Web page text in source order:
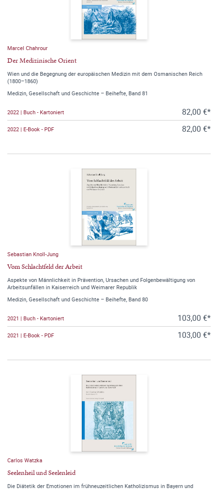
Marcel Chahrour
Der Medizinische Orient
Wien und die Begegnung der europäischen Medizin mit dem Osmanischen Reich
(1800–1860)
Medizin, Gesellschaft und Geschichte – Beihefte, Band 81
2022 | Buch - Kartoniert 82,00 €*
2022 | E-Book - PDF 82,00 €*
Sebastian Knoll-Jung
Vom Schlachtfeld der Arbeit
Aspekte von Männlichkeit in Prävention, Ursachen und Folgenbewältigung von
Arbeitsunfällen in Kaiserreich und Weimarer Republik
Medizin, Gesellschaft und Geschichte – Beihefte, Band 80
2021 | Buch - Kartoniert 103,00 €*
2021 | E-Book - PDF 103,00 €*
Carlos Watzka
Seelenheil und Seelenleid
Die Diätetik der Emotionen im frühneuzeitlichen Katholizismus in Bayern und